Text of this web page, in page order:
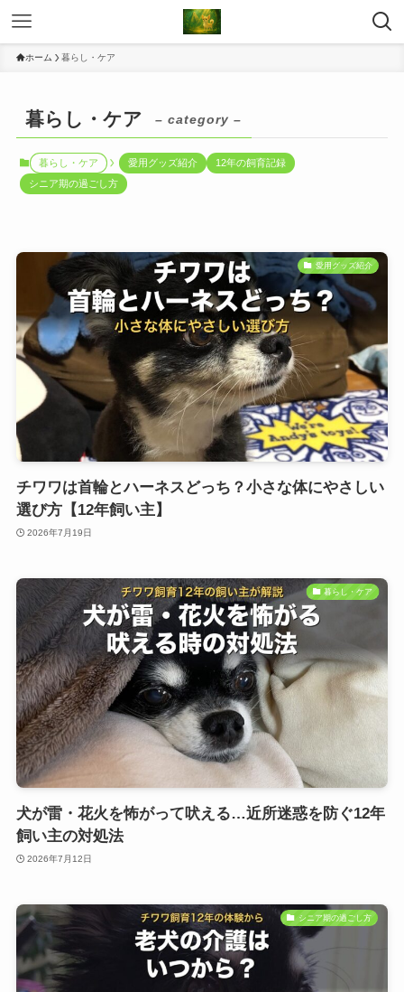
ホーム 暮らし・ケア
暮らし・ケア – category –
暮らし・ケア 愛用グッズ紹介
12年の飼育記録
シニア期の過ごし方
愛用グッズ紹介
チワワは首輪とハーネスどっち？小さな体にやさしい
選び方【12年飼い主】
2026年7月19日
暮らし・ケア
犬が雷・花火を怖がって吠える…近所迷惑を防ぐ12年
飼い主の対処法
2026年7月12日
シニア期の過ごし方